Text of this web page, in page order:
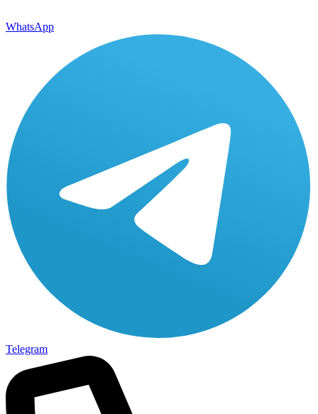
WhatsApp
Telegram